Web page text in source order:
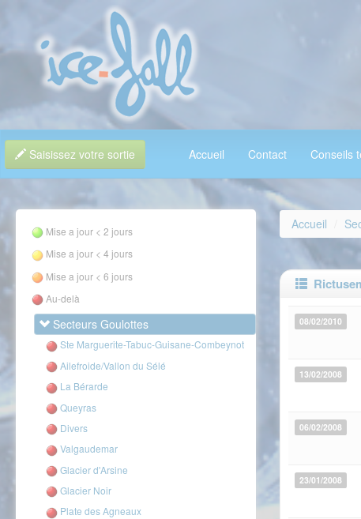
Saisissez votre sortie Accueil Contact Conseils
Mise a jour < 2 jours
Mise a jour < 4 jours
Mise a jour < 6 jours
Au-delà
Secteurs Goulottes
Ste Marguerite-Tabuc-Guisane-Combeynot
Ailefroide/Vallon du Sélé
La Bérarde
Queyras
Divers
Valgaudemar
Glacier d'Arsine
Glacier Noir
Plate des Agneaux
Accueil
08/02/2010
13/02/2008
06/02/2008
23/01/2008